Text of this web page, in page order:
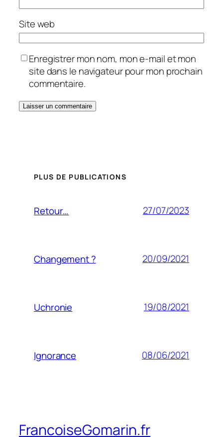
Site web
Enregistrer mon nom, mon e-mail et mon
site dans le navigateur pour mon prochain
commentaire.
PLUS DE PUBLICATIONS
Retour… 27/07/2023
Changement ? 20/09/2021
Uchronie 19/08/2021
Ignorance 08/06/2021
FrancoiseGomarin.fr